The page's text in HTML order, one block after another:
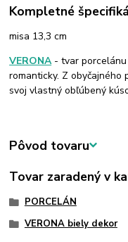
Kompletné
misa 13,3 cm
VERONA- tvar porcelánu
romanticky. Z obyčajného
svoj vlastný obľúbený
Pôvod tovaru
Tovar zaradený v
PORCELÁN
VERONA biely dekor